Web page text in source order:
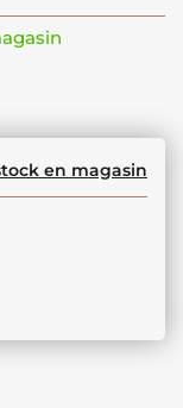
en magasin